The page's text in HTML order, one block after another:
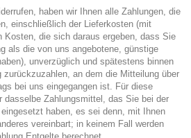
haben wir Ihnen alle Zahlungen, die
einschließlich der Lieferkosten (mit
Kosten, die sich daraus ergeben, dass Sie
als die von uns angebotene, günstige
unverzüglich und spätestens binnen
zurückzuzahlen, an dem die Mitteilung über
bei uns eingegangen ist. Für diese
dasselbe Zahlungsmittel, das Sie bei der
haben, es sei denn, mit Ihnen
vereinbart; in keinem Fall werden